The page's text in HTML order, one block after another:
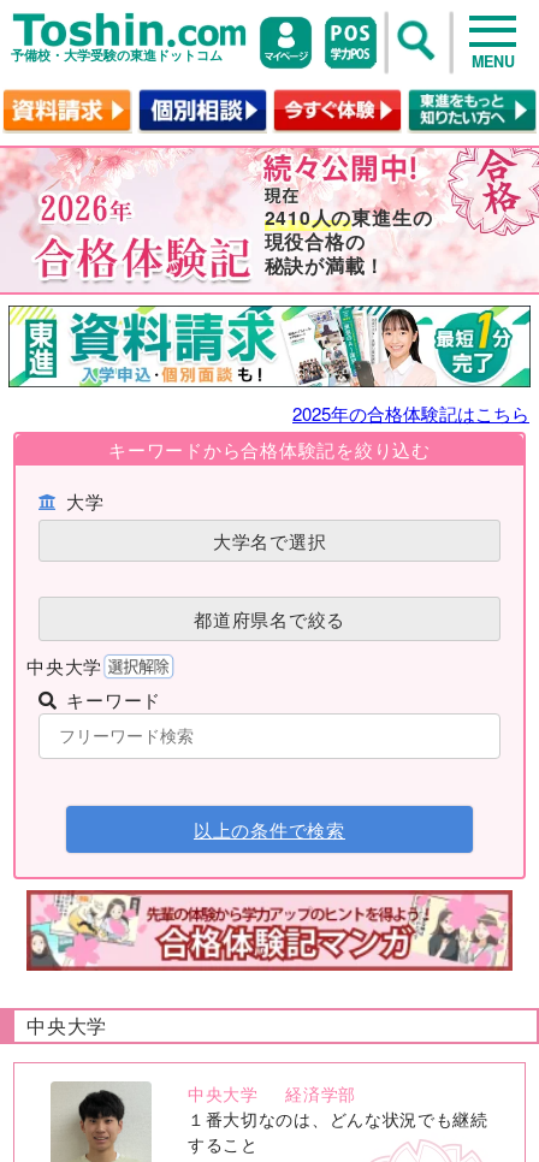
予備校・大学受験の東進ドットコム MENU
2410人の東進生の
現役合格の
秘訣が満載！
2025年の合格体験記はこちら
キーワードから合格体験記を絞り込む
大学
大学名で選択
都道府県名で絞る
中央大学
キーワード
以上の条件で検索
中央大学
no
image
中央大学
経済学部
１番大切なのは、どんな状況でも継続
すること